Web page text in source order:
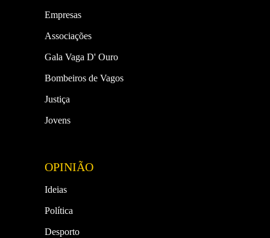
Empresas
Associações
Gala Vaga D' Ouro
Bombeiros de Vagos
Justiça
Jovens
OPINIÃO
Ideias
Política
Desporto